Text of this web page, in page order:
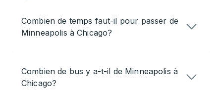
Combien de temps faut-il pour passer de
Minneapolis à Chicago?
Combien de bus y a-t-il de Minneapolis à
Chicago?